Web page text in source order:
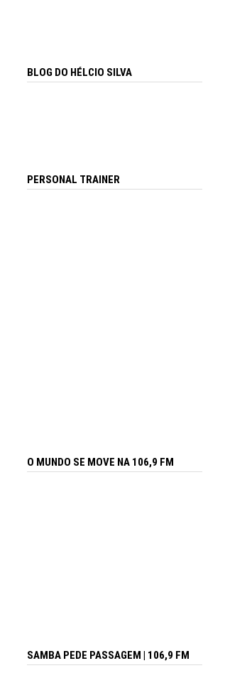
BLOG DO HÉLCIO SILVA
PERSONAL TRAINER
O MUNDO SE MOVE NA 106,9 FM
SAMBA PEDE PASSAGEM | 106,9 FM